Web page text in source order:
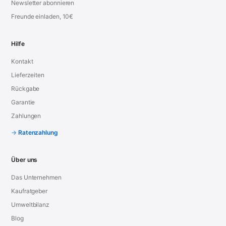
Newsletter abonnieren
Freunde einladen, 10€
Hilfe
Kontakt
Lieferzeiten
Rückgabe
Garantie
Zahlungen
Ratenzahlung
Über uns
Das Unternehmen
Kaufratgeber
Umweltbilanz
Blog